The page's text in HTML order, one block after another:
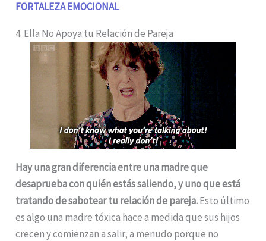
FORTALEZA EMOCIONAL
4. Ella No Apoya tu Relación de Pareja
Hay una gran diferencia entre una madre que
desaprueba con quién estás saliendo, y uno que está
tratando de sabotear tu relación de pareja.Esto último
es algo una madre tóxica hace a medida que sus hijos
crecen y comienzan a salir, a menudo porque no